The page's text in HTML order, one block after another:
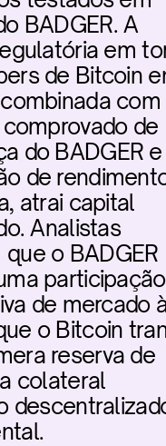
BADGER. A
em
de Bitcoin
com
de
do BADGER
de
atrai capital
Analistas
o BADGER
participação
de mercado
o Bitcoin
reserva de
colateral